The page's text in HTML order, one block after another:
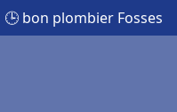
🕒 bon plombier Fosses